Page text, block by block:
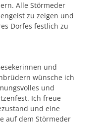
Alle Störmeder
zu zeigen und
Dorfes festlich zu
und
wünsche ich
und
Ich freue
und eine
auf dem Störmeder